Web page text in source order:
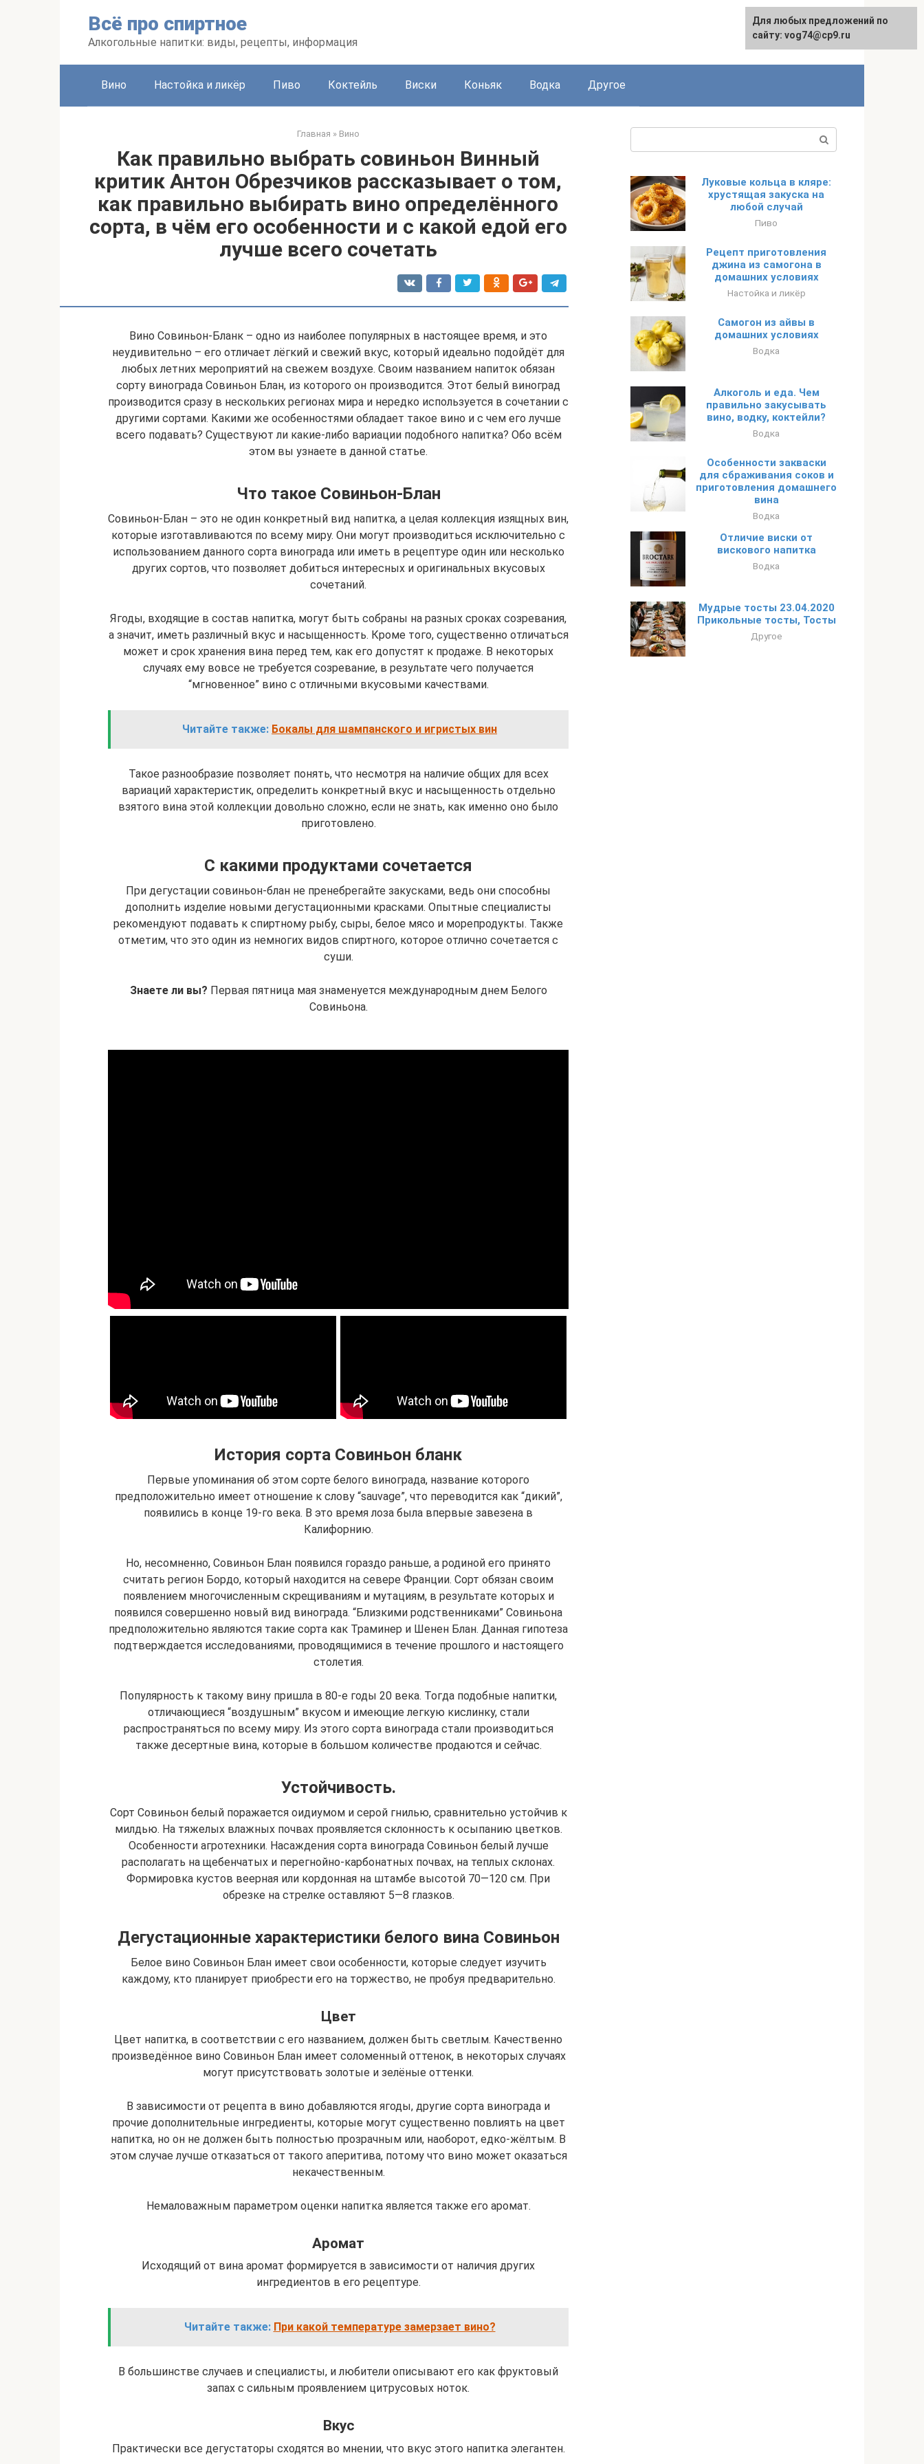
Всё про спиртное
Алкогольные напитки: виды, рецепты, информация
Вино Настойка и ликёр Пиво Коктейль Виски Коньяк Водка Другое
Главная » Вино
Как правильно выбрать совиньон Винный
критик Антон Обрезчиков рассказывает о том,
как правильно выбирать вино определённого
сорта, в чём его особенности и с какой едой его
лучше всего сочетать
Вино Совиньон-Бланк – одно из наиболее популярных в настоящее время, и это
неудивительно – его отличает лёгкий и свежий вкус, который идеально подойдёт для
любых летних мероприятий на свежем воздухе. Своим названием напиток обязан
сорту винограда Совиньон Блан, из которого он производится. Этот белый виноград
производится сразу в нескольких регионах мира и нередко используется в сочетании с
другими сортами. Какими же особенностями обладает такое вино и с чем его лучше
всего подавать? Существуют ли какие-либо вариации подобного напитка? Обо всём
этом вы узнаете в данной статье.
Что такое Совиньон-Блан
Совиньон-Блан – это не один конкретный вид напитка, а целая коллекция изящных вин,
которые изготавливаются по всему миру. Они могут производиться исключительно с
использованием данного сорта винограда или иметь в рецептуре один или несколько
других сортов, что позволяет добиться интересных и оригинальных вкусовых
сочетаний.
Ягоды, входящие в состав напитка, могут быть собраны на разных сроках созревания,
а значит, иметь различный вкус и насыщенность. Кроме того, существенно отличаться
может и срок хранения вина перед тем, как его допустят к продаже. В некоторых
случаях ему вовсе не требуется созревание, в результате чего получается
“мгновенное” вино с отличными вкусовыми качествами.
Читайте также: Бокалы для шампанского и игристых вин
Такое разнообразие позволяет понять, что несмотря на наличие общих для всех
вариаций характеристик, определить конкретный вкус и насыщенность отдельно
взятого вина этой коллекции довольно сложно, если не знать, как именно оно было
приготовлено.
С какими продуктами сочетается
При дегустации совиньон-блан не пренебрегайте закусками, ведь они способны
дополнить изделие новыми дегустационными красками. Опытные специалисты
рекомендуют подавать к спиртному рыбу, сыры, белое мясо и морепродукты. Также
отметим, что это один из немногих видов спиртного, которое отлично сочетается с
суши.
Знаете ли вы? Первая пятница мая знаменуется международным днем Белого
Совиньона.
История сорта Совиньон бланк
Первые упоминания об этом сорте белого винограда, название которого
предположительно имеет отношение к слову “sauvage”, что переводится как “дикий”,
появились в конце 19-го века. В это время лоза была впервые завезена в
Калифорнию.
Но, несомненно, Совиньон Блан появился гораздо раньше, а родиной его принято
считать регион Бордо, который находится на севере Франции. Сорт обязан своим
появлением многочисленным скрещиваниям и мутациям, в результате которых и
появился совершенно новый вид винограда. “Близкими родственниками” Совиньона
предположительно являются такие сорта как Траминер и Шенен Блан. Данная гипотеза
подтверждается исследованиями, проводящимися в течение прошлого и настоящего
столетия.
Популярность к такому вину пришла в 80-е годы 20 века. Тогда подобные напитки,
отличающиеся “воздушным” вкусом и имеющие легкую кислинку, стали
распространяться по всему миру. Из этого сорта винограда стали производиться
также десертные вина, которые в большом количестве продаются и сейчас.
Устойчивость.
Сорт Совиньон белый поражается оидиумом и серой гнилью, сравнительно устойчив к
милдью. На тяжелых влажных почвах проявляется склонность к осыпанию цветков.
Особенности агротехники. Насаждения сорта винограда Совиньон белый лучше
располагать на щебенчатых и перегнойно-карбонатных почвах, на теплых склонах.
Формировка кустов веерная или кордонная на штамбе высотой 70—120 см. При
обрезке на стрелке оставляют 5—8 глазков.
Дегустационные характеристики белого вина Совиньон
Белое вино Совиньон Блан имеет свои особенности, которые следует изучить
каждому, кто планирует приобрести его на торжество, не пробуя предварительно.
Цвет
Цвет напитка, в соответствии с его названием, должен быть светлым. Качественно
произведённое вино Совиньон Блан имеет соломенный оттенок, в некоторых случаях
могут присутствовать золотые и зелёные оттенки.
В зависимости от рецепта в вино добавляются ягоды, другие сорта винограда и
прочие дополнительные ингредиенты, которые могут существенно повлиять на цвет
напитка, но он не должен быть полностью прозрачным или, наоборот, едко-жёлтым. В
этом случае лучше отказаться от такого аперитива, потому что вино может оказаться
некачественным.
Немаловажным параметром оценки напитка является также его аромат.
Аромат
Исходящий от вина аромат формируется в зависимости от наличия других
ингредиентов в его рецептуре.
Читайте также: При какой температуре замерзает вино?
В большинстве случаев и специалисты, и любители описывают его как фруктовый
запах с сильным проявлением цитрусовых ноток.
Вкус
Практически все дегустаторы сходятся во мнении, что вкус этого напитка элегантен.
Луковые кольца в кляре:
хрустящая закуска на
любой случай
Пиво
Рецепт приготовления
джина из самогона в
домашних условиях
Настойка и ликёр
Самогон из айвы в
домашних условиях
Водка
Алкоголь и еда. Чем
правильно закусывать
вино, водку, коктейли?
Водка
Особенности закваски
для сбраживания соков и
приготовления домашнего
вина
Водка
Отличие виски от
вискового напитка
Водка
Мудрые тосты 23.04.2020
Прикольные тосты, Тосты
Другое
Для любых предложений по
сайту: vog74@cp9.ru